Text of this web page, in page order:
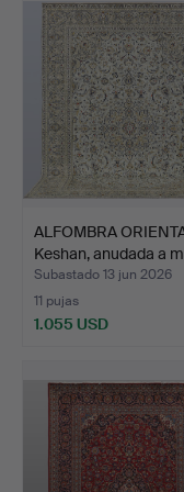
ALFOMBRA
Keshan, anudada a
Subastado 13 jun 2026
11 pujas
1.055 USD